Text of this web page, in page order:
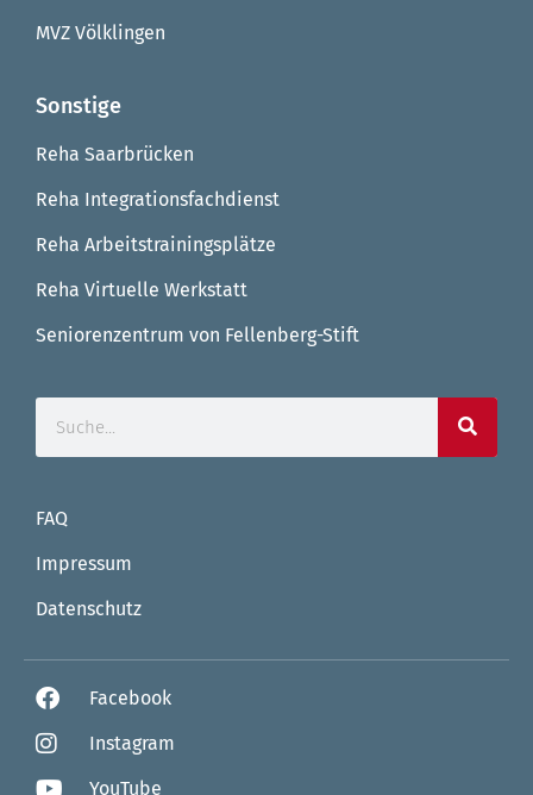
MVZ Völklingen
Sonstige
Reha Saarbrücken
Reha Integrationsfachdienst
Reha Arbeitstrainingsplätze
Reha Virtuelle Werkstatt
Seniorenzentrum von Fellenberg-Stift
FAQ
Impressum
Datenschutz
Facebook
Instagram
YouTube